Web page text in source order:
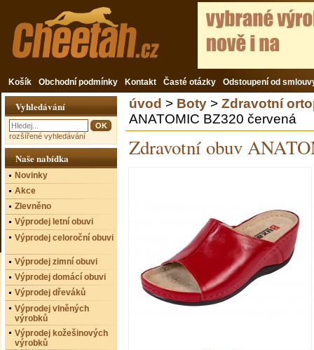
Košík Obchodní podmínky Kontakt Časté otázky Odstoupení od
úvod > Boty > Zdravotní
ANATOMIC BZ320 červená
Zdravotní obuv
Vyhledávání
rozšířené vyhledávání
Naše nabídka
Novinky
Akce
Zlevněno
Výprodej letní obuvi
Výprodej celoroční obuvi
Výprodej zimní obuvi
Výprodej domácí obuvi
Výprodej dřeváků
Výprodej vlněných
výrobků
Výprodej kožešinových
výrobků